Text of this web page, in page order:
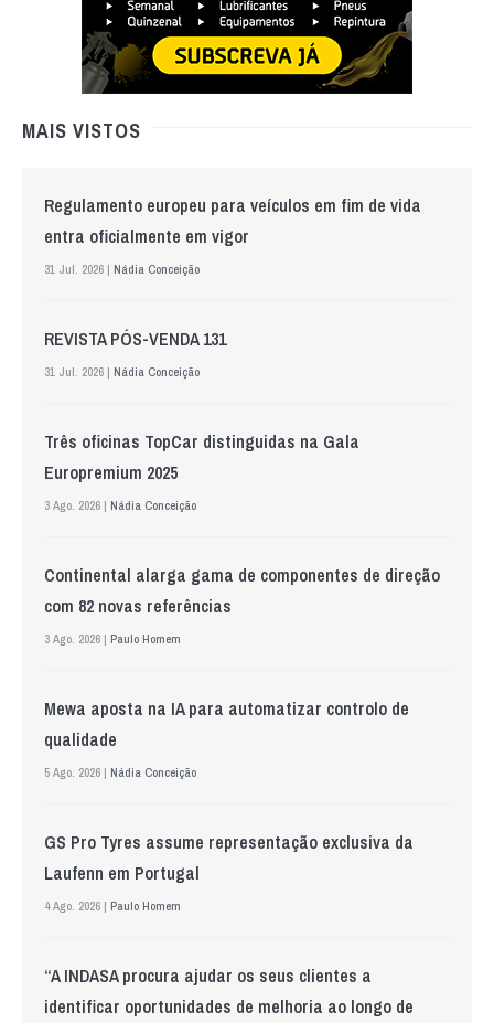
MAIS VISTOS
Regulamento europeu para veículos em fim de vida
entra oficialmente em vigor
31 Jul. 2026 | Nádia Conceição
REVISTA PÓS-VENDA 131
31 Jul. 2026 | Nádia Conceição
Três oficinas TopCar distinguidas na Gala
Europremium 2025
3 Ago. 2026 | Nádia Conceição
Continental alarga gama de componentes de direção
com 82 novas referências
3 Ago. 2026 | Paulo Homem
Mewa aposta na IA para automatizar controlo de
qualidade
5 Ago. 2026 | Nádia Conceição
GS Pro Tyres assume representação exclusiva da
Laufenn em Portugal
4 Ago. 2026 | Paulo Homem
“A INDASA procura ajudar os seus clientes a
identificar oportunidades de melhoria ao longo de